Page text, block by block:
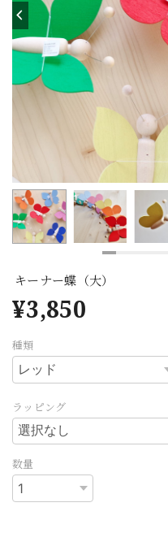
キーナー蝶（大）
¥3,850
種類
ラッピング
数量